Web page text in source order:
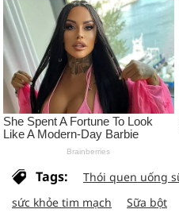
Tags:
Thói quen uống
sức khỏe tim mạch
Sữa bột